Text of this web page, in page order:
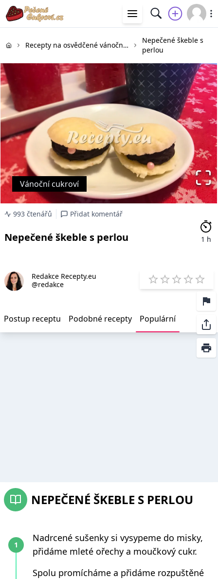
Recepty na osvědčené vánoční cukroví
Nepečené škeble s
perlou
Vánoční cukroví
993 čtenářů Přidat komentář
Nepečené škeble s perlou 1 h
Redakce Recepty.eu
@redakce
1 Star
2 Stars
3 Stars
4 5
Postup receptu Podobné recepty Populární
NEPEČENÉ ŠKEBLE S PERLOU
Nadrcené sušenky si vysypeme do misky,
přidáme mleté ořechy a moučkový cukr.
Spolu promícháme a přidáme rozpuštěné